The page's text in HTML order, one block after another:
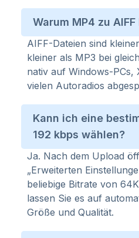
Warum MP4 zu
AIFF-Dateien sind
kleiner als MP3 bei
nativ auf Windows-PCs,
vielen Autoradios
Kann ich eine
192 kbps wählen?
Ja. Nach dem Upload
„Erweiterten
beliebige Bitrate von
lassen Sie es auf
Größe und Qualität.